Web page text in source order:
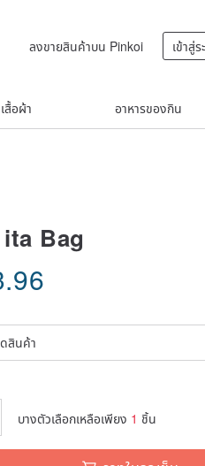
ลงขายสินค้าบน Pinkoi เข้าสู่
เสื้อผ้า อาหารของกิน
Bag
บางตัวเลือกเหลือเพียง 1 ชิ้น